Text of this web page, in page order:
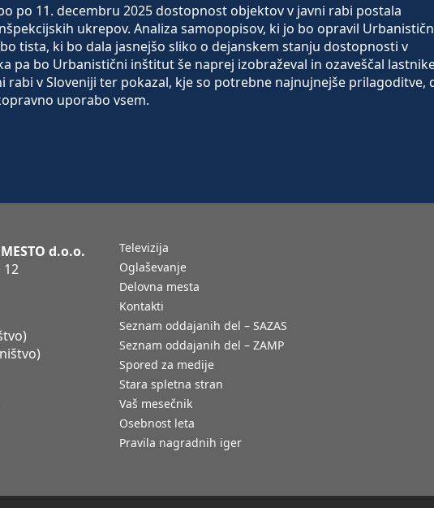
po 11. decembru 2025 dostopnost objektov v javni rabi postala
ukrepov. Analiza samopopisov, ki jo bo opravil
tista, ki bo dala jasnejšo sliko o dejanskem stanju dostopnosti v
pa bo Urbanistični inštitut še naprej izobraževal in ozaveščal
rabi v Sloveniji ter pokazal, kje so potrebne najnujnejše prilagoditve,
uporabo vsem.
d.o.o.
12
Televizija
Oglaševanje
Delovna mesta
Kontakti
Seznam oddajanih del – SAZAS
Seznam oddajanih del – ZAMP
Spored za medije
Stara spletna stran
Vaš mesečnik
Osebnost leta
Pravila nagradnih iger